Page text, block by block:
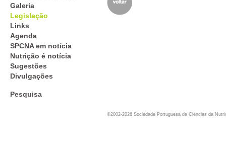
Galeria
Legislação
Links
Agenda
SPCNA em notícia
Nutrição é notícia
Sugestões
Divulgações
Pesquisa
©2002-2026 Sociedade Portuguesa de Ciências da